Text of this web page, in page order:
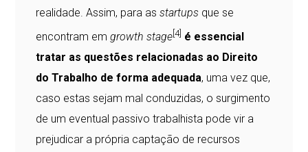
realidade. Assim, para as startups que se
encontram emgrowth stage [4] é essencial
tratar as questões relacionadas ao Direito
do Trabalho de forma adequada, uma vez que,
caso estas sejam mal conduzidas, o surgimento
de um eventual passivo trabalhista pode vir a
prejudicar a própria captação de recursos